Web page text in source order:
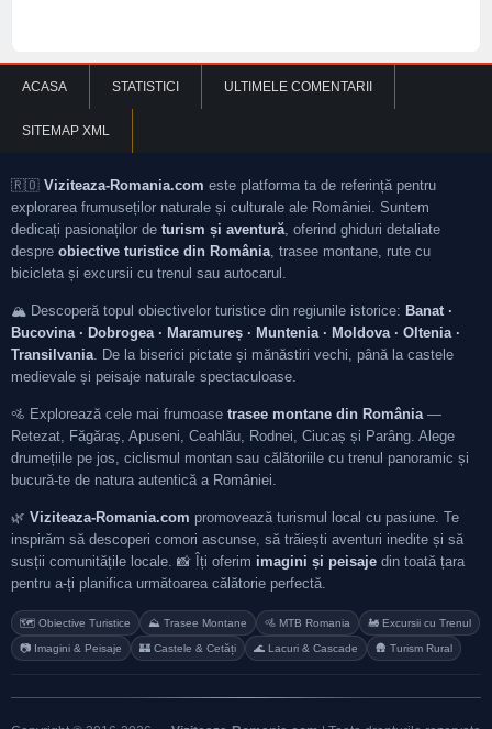
ACASA STATISTICI ULTIMELE COMENTARII
SITEMAP XML
🇷🇴 Viziteaza-Romania.com este platforma ta de referință pentru
explorarea frumuseților naturale și culturale ale României. Suntem
dedicați pasionaților de turism și aventură, oferind ghiduri detaliate
despre obiective turistice din România, trasee montane, rute cu
bicicleta și excursii cu trenul sau autocarul.
🏔️ Descoperă topul obiectivelor turistice din regiunile istorice: Banat ·
Bucovina · Dobrogea · Maramureș · Muntenia · Moldova · Oltenia ·
Transilvania. De la biserici pictate și mănăstiri vechi, până la castele
medievale și peisaje naturale spectaculoase.
🚵 Explorează cele mai frumoase trasee montane din România—
Retezat, Făgăraș, Apuseni, Ceahlău, Rodnei, Ciucaș și Parâng. Alege
drumețiile pe jos, ciclismul montan sau călătoriile cu trenul panoramic și
bucură-te de natura autentică a României.
🌿 Viziteaza-Romania.com promovează turismul local cu pasiune. Te
inspirăm să descoperi comori ascunse, să trăiești aventuri inedite și să
susții comunitățile locale. 📸 Îți oferim imagini și peisaje din toată țara
pentru a-ți planifica următoarea călătorie perfectă.
🗺️ Obiective Turistice ⛰️ Trasee Montane 🚵 MTB Romania 🚂 Excursii cu Trenul
📷 Imagini & Peisaje 🏰 Castele & Cetăți 🌊 Lacuri & Cascade 🛖 Turism Rural